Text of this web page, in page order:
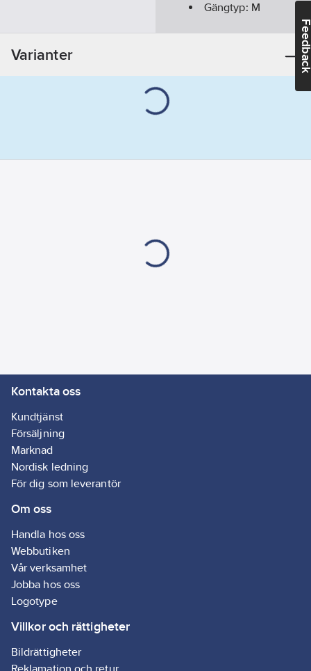
Gängtyp: M
Material:
Varianter
Kontakta oss
Kundtjänst
Försäljning
Marknad
Nordisk ledning
För dig som leverantör
Om oss
Handla hos oss
Webbutiken
Vår verksamhet
Jobba hos oss
Logotype
Villkor och rättigheter
Bildrättigheter